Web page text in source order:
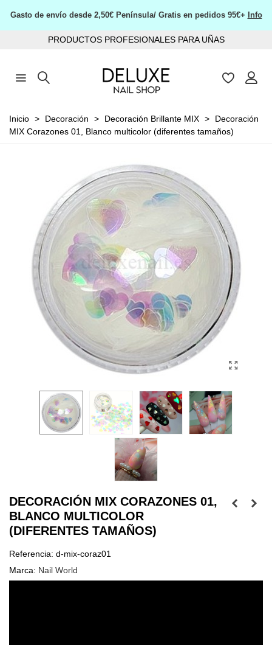
Gasto de envío desde 2,50€ Península/ Gratis en pedidos 95€+ Info
PRODUCTOS PROFESIONALES PARA UÑAS
Inicio > Decoración > Decoración Brillante MIX >
Decoración
MIX Corazones 01, Blanco multicolor (diferentes tamaños)
DECORACIÓN MIX CORAZONES 01,
BLANCO MULTICOLOR
(DIFERENTES TAMAÑOS)
Referencia: d-mix-coraz01
Marca: Nail World